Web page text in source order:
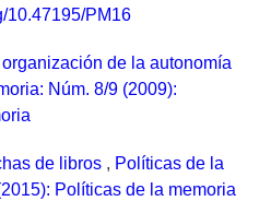
10.47195/PM16
organización de la autonomía
Núm. 8/9 (2009):
de libros , Políticas de la
Políticas de la memoria